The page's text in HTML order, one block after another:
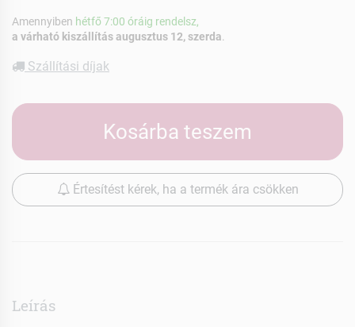
Amennyiben hétfő 7:00 óráig rendelsz,
a várható kiszállítás augusztus 12, szerda
Szállítási díjak
Kosárba teszem
Értesítést kérek, ha a termék ára csökken
Leírás